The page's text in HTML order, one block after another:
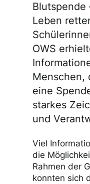
Blutspende
Leben
OWS
Menschen,
eine
starkes
und
Viel
die
Rahmen der
konnten sich